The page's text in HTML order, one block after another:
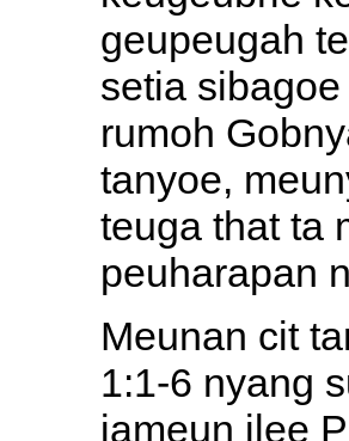
geupeugah
setia
rumoh
tanyoe,
teuga that ta
peuharapan
Meunan cit
1:1-6 nyang
jameun ilee